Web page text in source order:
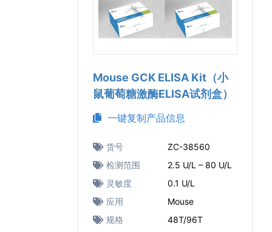
Mouse GCK ELISA Kit（小
鼠葡萄糖激酶ELISA试剂盒）
一键复制产品信息
货号
ZC-38560
检测范围
2.5 U/L – 80 U/L
灵敏度
0.1 U/L
应用
Mouse
规格
48T/96T